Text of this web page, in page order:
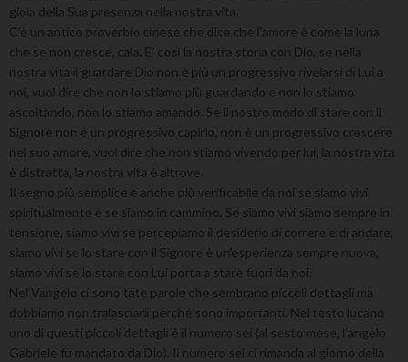
gioia della Sua presenza nella nostra vita.
C’è un antico proverbio cinese che dice che l’amore è come la luna
che se non cresce, cala. E’ così la nostra storia con Dio, se nella
nostra vita il guardare Dio non è più un progressivo rivelarsi di Lui a
noi, vuol dire che non lo stiamo più guardando e non lo stiamo
ascoltando, non lo stiamo amando. Se il nostro modo di stare con il
Signore non è un progressivo capirlo, non è un progressivo crescere
nel suo amore, vuol dire che non stiamo vivendo per lui, la nostra vita
è distratta, la nostra vita è altrove.
Il segno più semplice e anche più verificabile da noi se siamo vivi
spiritualmente è se siamo in cammino. Se siamo vivi siamo sempre in
tensione, siamo vivi se percepiamo il desiderio di correre e di andare,
siamo vivi se lo stare con il Signore è un’esperienza sempre nuova,
siamo vivi se lo stare con Lui porta a stare fuori da noi.
Nel Vangelo ci sono tate parole che sembrano piccoli dettagli ma
dobbiamo non tralasciarli perché sono importanti. Nel testo lucano
uno di questi piccoli dettagli è il numero sei (al sesto mese, l’angelo
Gabriele fu mandato da Dio). Il numero sei ci rimanda al giorno della